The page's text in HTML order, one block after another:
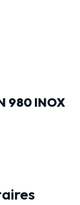
980 INOX